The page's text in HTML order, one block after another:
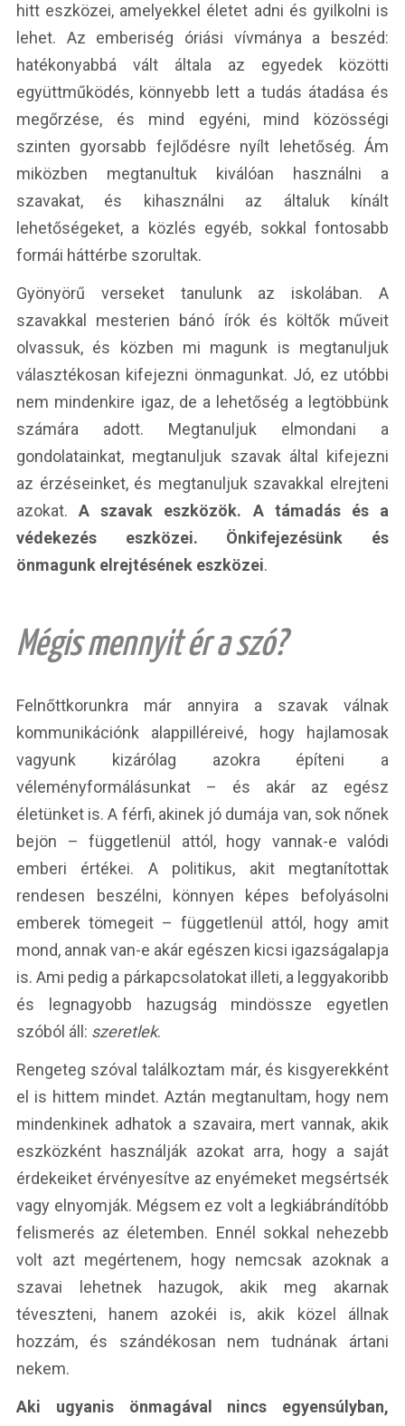
hitt eszközei, amelyekkel életet adni és gyilkolni is
lehet. Az emberiség óriási vívmánya a beszéd:
hatékonyabbá vált általa az egyedek közötti
együttműködés, könnyebb lett a tudás átadása és
megőrzése, és mind egyéni, mind közösségi
szinten gyorsabb fejlődésre nyílt lehetőség. Ám
miközben megtanultuk kiválóan használni a
szavakat, és kihasználni az általuk kínált
lehetőségeket, a közlés egyéb, sokkal fontosabb
formái háttérbe szorultak.
Gyönyörű verseket tanulunk az iskolában. A
szavakkal mesterien bánó írók és költők műveit
olvassuk, és közben mi magunk is megtanuljuk
választékosan kifejezni önmagunkat. Jó, ez utóbbi
nem mindenkire igaz, de a lehetőség a legtöbbünk
számára adott. Megtanuljuk elmondani a
gondolatainkat, megtanuljuk szavak által kifejezni
az érzéseinket, és megtanuljuk szavakkal elrejteni
azokat.A szavak eszközök. A támadás és a
védekezés eszközei. Önkifejezésünk és
önmagunk elrejtésének eszközei.
Mégis mennyit ér a szó?
Felnőttkorunkra már annyira a szavak válnak
kommunikációnk alappilléreivé, hogy hajlamosak
vagyunk kizárólag azokra építeni a
véleményformálásunkat – és akár az egész
életünket is. A férfi, akinek jó dumája van, sok nőnek
bejön – függetlenül attól, hogy vannak-e valódi
emberi értékei. A politikus, akit megtanítottak
rendesen beszélni, könnyen képes befolyásolni
emberek tömegeit – függetlenül attól, hogy amit
mond, annak van-e akár egészen kicsi igazságalapja
is. Ami pedig a párkapcsolatokat illeti, a leggyakoribb
és legnagyobb hazugság mindössze egyetlen
szóból áll: szeretlek.
Rengeteg szóval találkoztam már, és kisgyerekként
el is hittem mindet. Aztán megtanultam, hogy nem
mindenkinek adhatok a szavaira, mert vannak, akik
eszközként használják azokat arra, hogy a saját
érdekeiket érvényesítve az enyémeket megsértsék
vagy elnyomják. Mégsem ez volt a legkiábrándítóbb
felismerés az életemben. Ennél sokkal nehezebb
volt azt megértenem, hogy nemcsak azoknak a
szavai lehetnek hazugok, akik meg akarnak
téveszteni, hanem azokéi is, akik közel állnak
hozzám, és szándékosan nem tudnának ártani
nekem.
Aki ugyanis önmagával nincs egyensúlyban,